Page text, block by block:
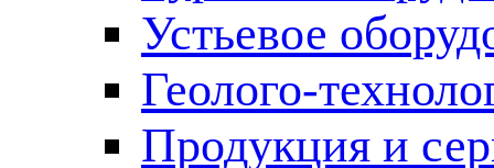
Устьевое
Геолого-
Продукция и